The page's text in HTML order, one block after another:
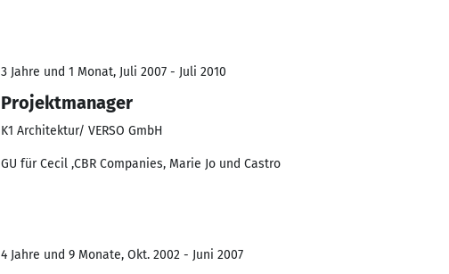
3 Jahre und 1 Monat, Juli 2007 - Juli 2010
Projektmanager
K1 Architektur/ VERSO GmbH
GU für Cecil ,CBR Companies, Marie Jo und Castro
4 Jahre und 9 Monate, Okt. 2002 - Juni 2007